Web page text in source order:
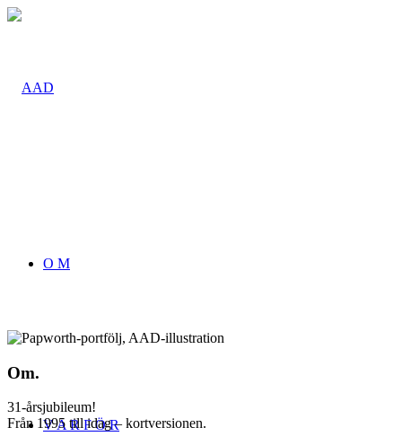
O M
V A R F Ö R
Om.
31-årsjubileum!
Från 1995 till idag – kortversionen.